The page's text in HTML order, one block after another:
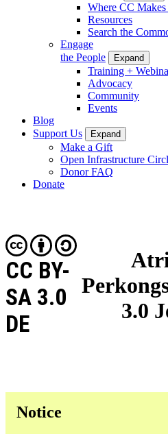
Where CC
Resources
Search the
Engage
the People
Expand
Training +
Advocacy
Community
Events
Blog
Support Us
Expand
Make a Gift
Open Infrastructure
Donor FAQ
Donate
3.0
CC BY-
SA 3.0
DE
Notice